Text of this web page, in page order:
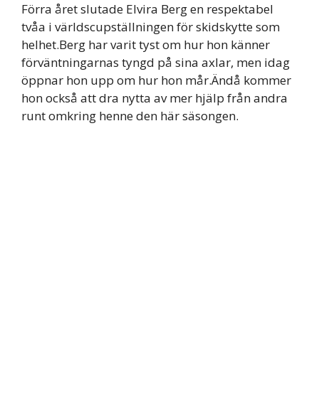
Förra året slutade Elvira Berg en respektabel
tvåa i världscupställningen för skidskytte som
helhet.Berg har varit tyst om hur hon känner
förväntningarnas tyngd på sina axlar, men idag
öppnar hon upp om hur hon mår.Ändå kommer
hon också att dra nytta av mer hjälp från andra
runt omkring henne den här säsongen.